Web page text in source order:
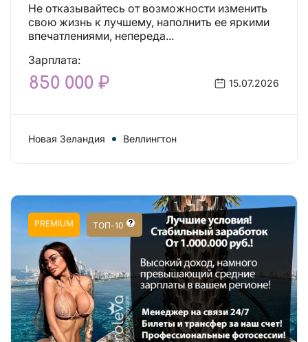
условия и поддержка!
Не отказывайтесь от возможности изменить
свою жизнь к лучшему, наполнить ее яркими
впечатлениями, непереда...
Зарплата:
850 000 ₽ 15.07.2026
Новая Зеландия Веллингтон
PREMIUM ТОП-10